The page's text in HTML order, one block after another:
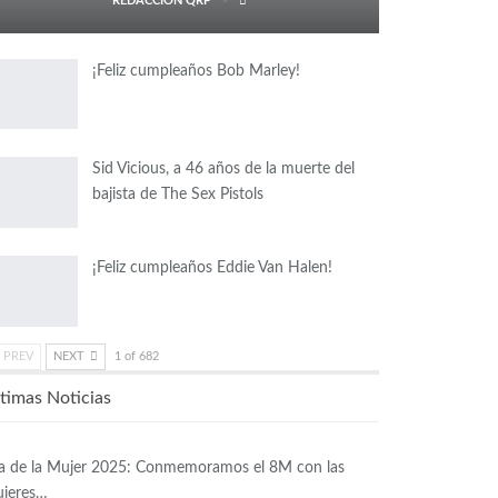
¡Feliz cumpleaños Bob Marley!
Sid Vicious, a 46 años de la muerte del
bajista de The Sex Pistols
¡Feliz cumpleaños Eddie Van Halen!
PREV NEXT 1 of 682
Noticias
de la Mujer 2025: Conmemoramos el 8M con las